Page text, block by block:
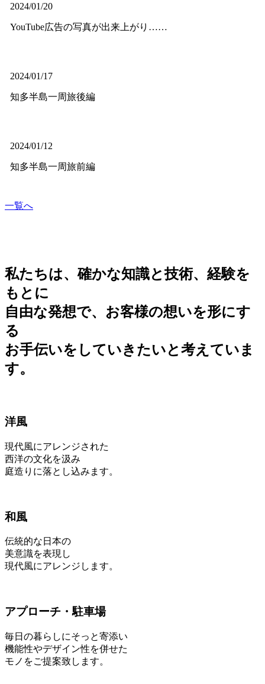
2024/01/20
YouTube広告の写真が出来上がり……
2024/01/17
知多半島一周旅後編
2024/01/12
知多半島一周旅前編
一覧へ
私たちは、確かな知識と技術、経験を
もとに
自由な発想で、お客様の想いを形にす
る
お手伝いをしていきたいと考えていま
す。
洋風
現代風にアレンジされた
西洋の文化を汲み
庭造りに落とし込みます。
和風
伝統的な日本の
美意識を表現し
現代風にアレンジします。
アプローチ・駐車場
毎日の暮らしにそっと寄添い
機能性やデザイン性を併せた
モノをご提案致します。